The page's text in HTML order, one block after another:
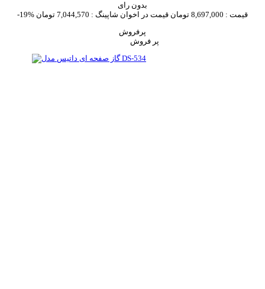
بدون رای
-19%
قیمت : 8,697,000 تومان قیمت در اخوان شاپینگ : 7,044,570 تومان
پرفروش